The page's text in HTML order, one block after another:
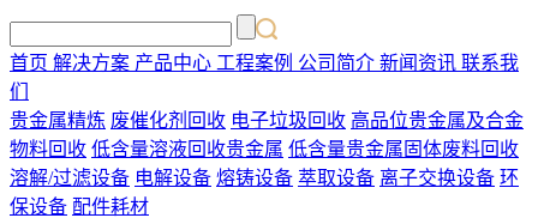
首页 解决方案 产品中心 工程案例 公司简介 新闻资讯 联系我
们
贵金属精炼 废催化剂回收 电子垃圾回收 高品位贵金属及合金
物料回收 低含量溶液回收贵金属 低含量贵金属固体废料回收
溶解/过滤设备 电解设备 熔铸设备 萃取设备 离子交换设备 环
保设备 配件耗材